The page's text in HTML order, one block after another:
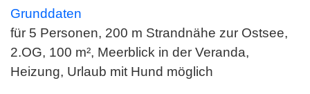
Grunddaten
für 5 Personen, 200 m Strandnähe zur Ostsee,
2.OG, 100 m², Meerblick in der Veranda,
Heizung, Urlaub mit Hund möglich